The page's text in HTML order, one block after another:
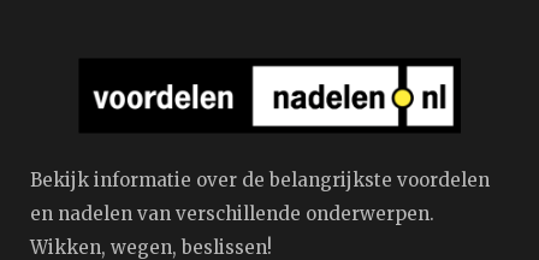
Bekijk informatie over de belangrijkste voordelen
en nadelen van verschillende onderwerpen.
Wikken, wegen, beslissen!